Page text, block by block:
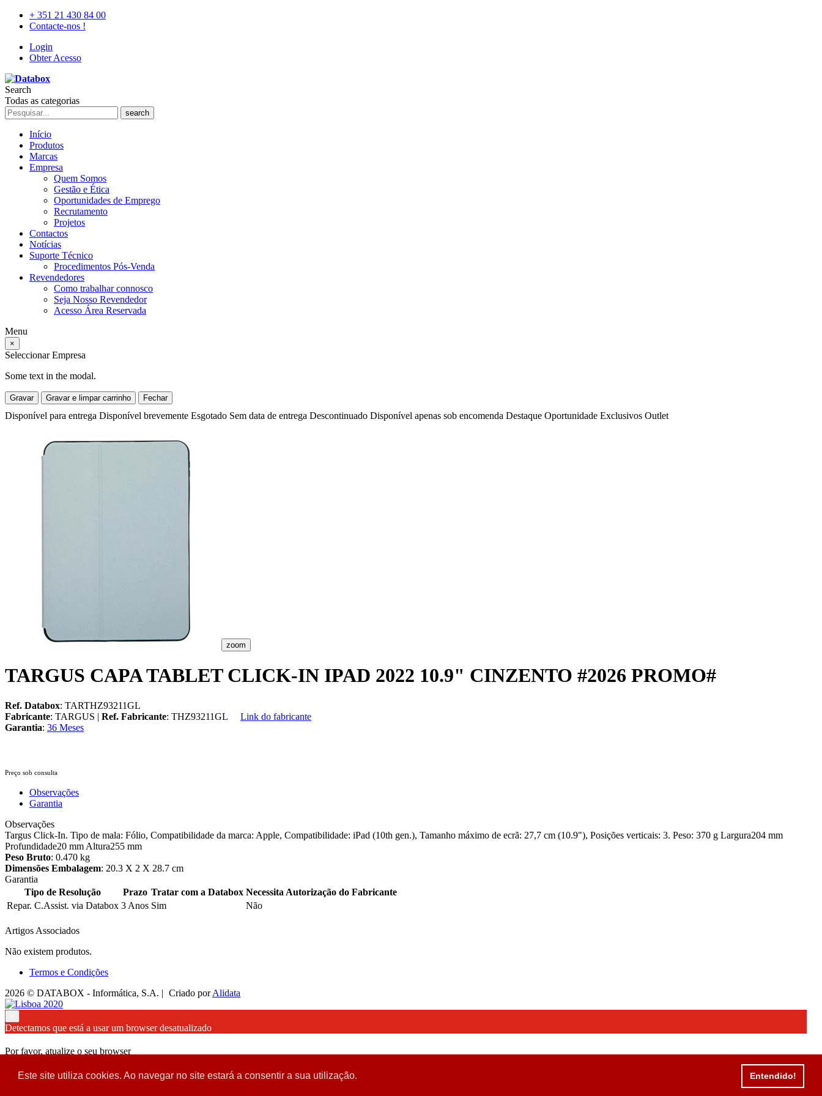
Este site utiliza cookies. Ao navegar no site estará a consentir a sua utilização. Entendido!
+ 351 21 430 84 00
Contacte-nos !
Login
Obter Acesso
Search
Todas as categorias
search
Início
Produtos
Marcas
Empresa
Quem Somos
Gestão e Ética
Oportunidades de Emprego
Recrutamento
Projetos
Contactos
Notícias
Suporte Técnico
Procedimentos Pós-Venda
Revendedores
Como trabalhar connosco
Seja Nosso Revendedor
Acesso Área Reservada
Menu
×
Seleccionar Empresa
Some text in the modal.
Gravar Gravar e limpar carrinho Fechar
Disponível para entrega Disponível brevemente Esgotado Sem data de entrega Descontinuado Disponível apenas sob encomenda Destaque Oportunidade Exclusivos Outlet
zoom
TARGUS CAPA TABLET CLICK-IN IPAD 2022 10.9" CINZENTO #2026 PROMO#
Ref. Databox: TARTHZ93211GL
Fabricante: TARGUS | Ref. Fabricante: THZ93211GL
Link do fabricante
Garantia: 36 Meses
Preço sob consulta
Observações
Garantia
Observações
Targus Click-In. Tipo de mala: Fólio, Compatibilidade da marca: Apple, Compatibilidade: iPad (10th gen.), Tamanho máximo de ecrã: 27,7 cm (10.9"), Posições verticais: 3. Peso: 370 g Largura204 mm
Profundidade20 mm Altura255 mm
Peso Bruto: 0.470 kg
Dimensões Embalagem: 20.3 X 2 X 28.7 cm
Garantia
Tipo de Resolução
Prazo Tratar com a Databox Necessita Autorização do Fabricante
Repar. C.Assist. via Databox 3 Anos Sim Não
Artigos Associados
Não existem produtos.
Termos e Condições
2026 © DATABOX - Informática, S.A. | Criado porAlidata
Detectamos que está a usar um browser desatualizado
Por favor, atualize o seu browser